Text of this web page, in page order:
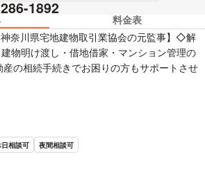
1892
料金表
奈川県宅地建物取引業協会の元監事】◇解
物明け渡し・借地借家・マンション管理の
産の相続手続きでお困りの方もサポートさせ
相談可 夜間相談可
る要素を